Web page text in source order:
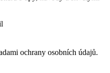
ochrany osobních údajů.